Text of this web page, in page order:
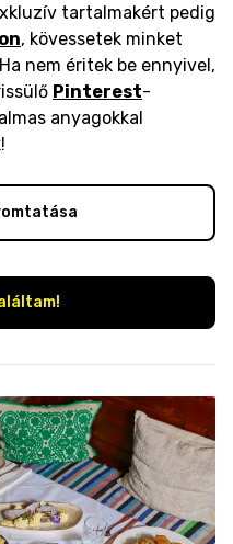
tartalmakért pedig
, kövessetek minket
nem éritek be ennyivel,
Pinterest-
anyagokkal